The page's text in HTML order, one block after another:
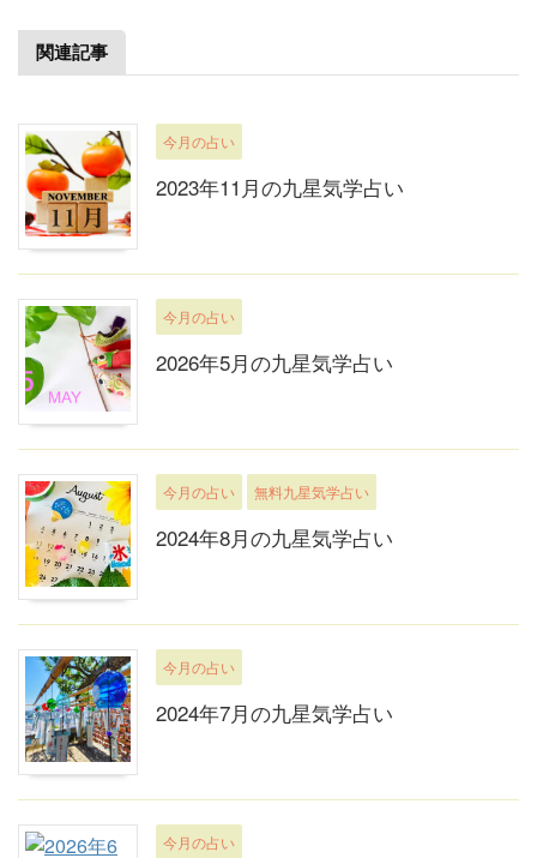
関連記事
今月の占い
2023年11月の九星気学占い
今月の占い
2026年5月の九星気学占い
今月の占い 無料九星気学占い
2024年8月の九星気学占い
今月の占い
2024年7月の九星気学占い
今月の占い